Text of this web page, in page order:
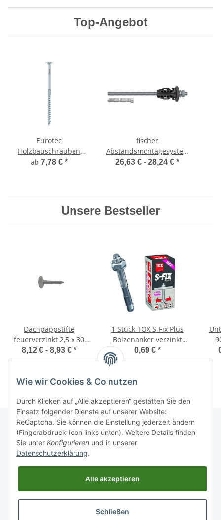
Top-Angebot
Eurotec
Holzbauschrauben
Paneltwistec AG
ab 7,78 € *
fischer
Abstandsmontagesystem
TherMax II
26,63 € - 28,24 € *
Unsere Bestseller
Dachpappstifte
feuerverzinkt 2,5 x 30
mm (2,5 kg)
8,12 € - 8,93 € *
1 Stück TOX S-Fix Plus
Bolzenanker verzinkt
M12x100/8+23
0,69 € *
Informationen
Wie wir Cookies & Co nutzen
Durch Klicken auf „Alle akzeptieren“ gestatten Sie den
Einsatz folgender Dienste auf unserer Website:
ReCaptcha. Sie können die Einstellung jederzeit ändern
(Fingerabdruck-Icon links unten). Weitere Details finden
Sie unter Konfigurieren und in unserer
Datenschutzerklärung.
Alle akzeptieren
Schließen